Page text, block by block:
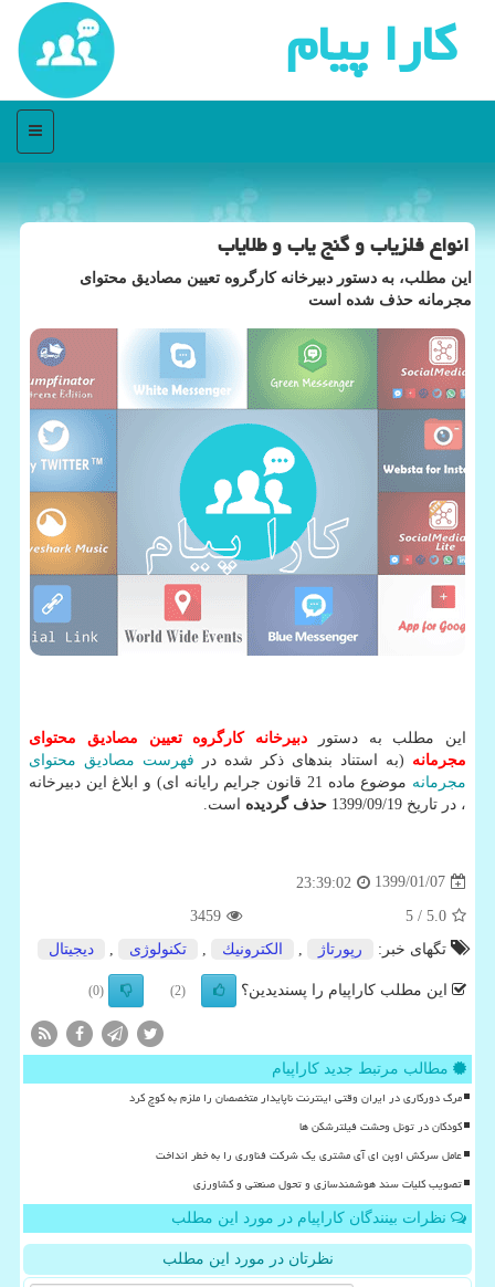
كارا پیام
منو
انواع فلزیاب و گنج یاب و طلایاب
این مطلب، به دستور دبیرخانه كارگروه تعیین مصادیق محتوای
مجرمانه حذف شده است
این مطلب به دستور دبیرخانه كارگروه تعیین مصادیق محتوای
مجرمانه (به استناد بندهای ذکر شده در فهرست مصادیق محتوای
مجرمانه
موضوع ماده 21 قانون جرایم رایانه ای) و ابلاغ این دبیرخانه
، در تاریخ 1399/09/19
حذف گردیده است.
1399/01/07
23:39:02
5.0
/ 5
3459
تگهای خبر:
رپورتاژ الكترونیك تكنولوژی دیجیتال
این مطلب کاراپیام را پسندیدین؟ (2)
(0)
مطالب مرتبط جدید کاراپیام
مرگ دورکاری در ایران وقتی اینترنت ناپایدار متخصصان را ملزم به کوچ کرد
کودکان در تونل وحشت فیلترشکن ها
عامل سرکش اوپن ای آی مشتری یک شرکت فناوری را به خطر انداخت
تصویب کلیات سند هوشمندسازی و تحول صنعتی و کشاورزی
نظرات بینندگان کاراپیام در مورد این مطلب
نظرتان در مورد این مطلب